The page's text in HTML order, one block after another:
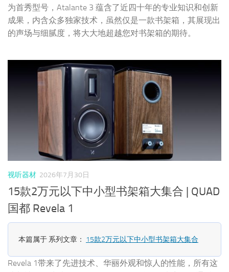
为首秀型号，Atalante 3 蕴含了近四十年的专业知识和创新
成果，内含众多独家技术，虽然仅是一款书架箱，其展现出
的声场与细腻度，将大大地超越您对书架箱的期待。
视听器材 2026年7月30日
15款2万元以下中小型书架箱大集合 | QUAD
国都 Revela 1
本篇属于 系列文章： 15款2万元以下中小型书架箱大集合
Revela 1带来了先进技术、华丽外观和惊人的性能，所有这